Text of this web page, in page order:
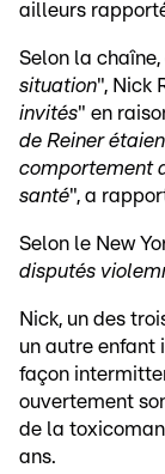
ailleurs
Selon la
situation", Nick
invités" en
de Reiner
comportement
santé", a
Selon le New
disputés
Nick, un des
un autre enfant
façon
ouvertement
de la
ans.